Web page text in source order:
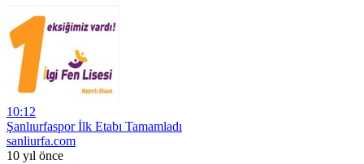
10:12
Şanlıurfaspor İlk Etabı Tamamladı
sanliurfa.com
10 yıl önce